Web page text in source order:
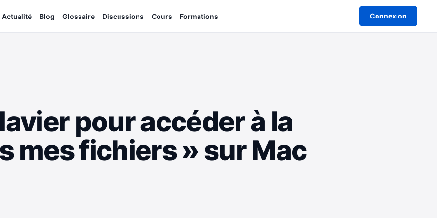
Actualité Blog Glossaire Discussions Cours Formations Connexion
pour accéder à la
mes fichiers » sur Mac